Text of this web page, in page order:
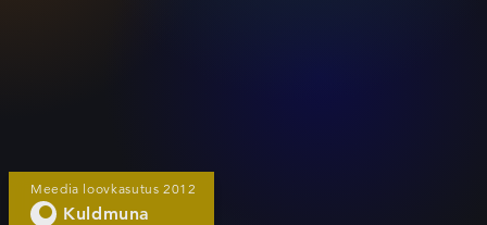
Meedia loovkasutus 2012
Kuldmuna